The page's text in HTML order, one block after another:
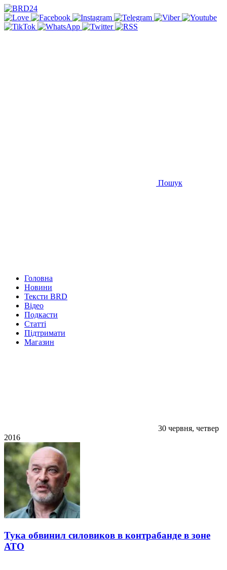
Пошук
Головна
Новини
Тексти BRD
Відео
Подкасти
Статті
Підтримати
Магазин
30 червня, четвер
2016
Тука обвинил силовиков в контрабанде в зоне
АТО